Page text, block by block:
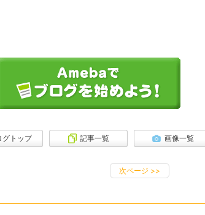
ブログ
グトップ 記事一覧 画像一覧
次ページ >>